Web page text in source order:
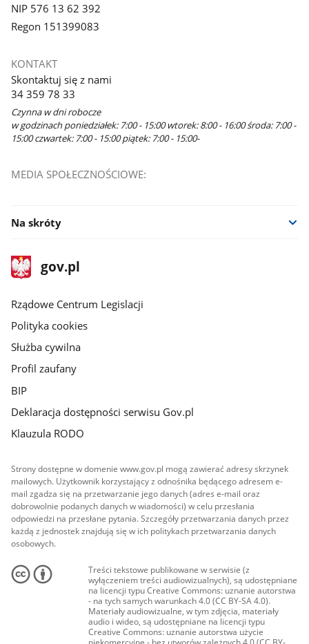
NIP 576 13 62 392
Regon 151399083
KONTAKT
Skontaktuj się z nami
34 359 78 33
Czynna w dni robocze
w godzinach poniedziałek: 7:00 - 15:00 wtorek: 8:00 - 16:00 środa: 7:00 -
15:00 czwartek: 7:00 - 15:00 piątek: 7:00 - 15:00-
MEDIA SPOŁECZNOŚCIOWE:
Na skróty
stopka
gov.plStrona
gov.pl
Rządowe Centrum Legislacji
Polityka cookies
Służba cywilna
Profil zaufany
BIP
Deklaracja dostępności serwisu Gov.pl
Klauzula RODO
Strony dostępne w domenie www.gov.pl mogą zawierać adresy skrzynek
mailowych. Użytkownik korzystający z odnośnika będącego adresem e-
mail zgadza się na przetwarzanie jego danych (adres e-mail oraz
dobrowolnie podanych danych w wiadomości) w celu przesłania
odpowiedzi na przesłane pytania. Szczegóły przetwarzania danych przez
każdą z jednostek znajdują się w ich politykach przetwarzania danych
osobowych.
Treści tekstowe publikowane w serwisie (z
wyłączeniem treści audiowizualnych), są udostępniane
na licencji typu Creative Commons: uznanie autorstwa
- na tych samych warunkach 4.0 (CC BY-SA 4.0).
Materiały audiowizualne, w tym zdjęcia, materiały
audio i wideo, są udostępniane na licencji typu
Creative Commons: uznanie autorstwa użycie